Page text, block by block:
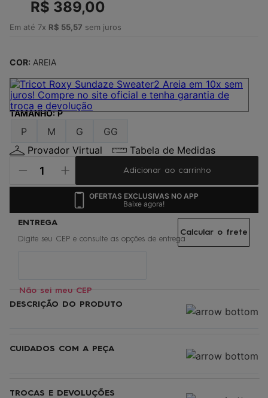
R$ 389,00
Em até 7x R$ 55 57 sem juros
COR: AREIA
TAMANHO: P
P M G
GG
Provador Virtual
Tabela de Medidas
Adicionar ao carrinho
OFERTAS EXCLUSIVAS NO APP
Baixe agora!
Não sei meu CEP
Calcular o frete
DESCRIÇÃO DO PRODUTO
CUIDADOS COM A PEÇA
TROCAS E DEVOLUÇÕES
jaqueta
5 º
maio
7º
boardshort
8º
vestido
9º
gorro
10
calça